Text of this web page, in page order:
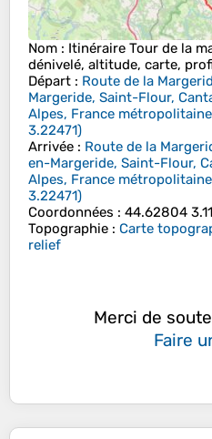
Nom : Itinéraire Tour de la
dénivelé, altitude, carte,
Départ : Route de la
Margeride, Saint-Flour,
Alpes, France
3.22471)
Arrivée : Route de la
en-Margeride, Saint-Flour,
Alpes, France
3.22471)
Coordonnées : 44.62804
Topographie : Carte
relief
Merci de
Faire